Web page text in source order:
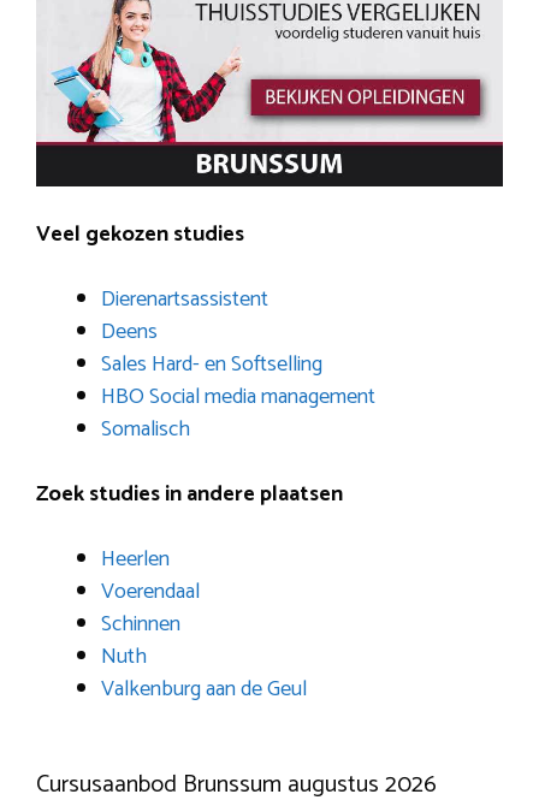
Veel gekozen studies
Dierenartsassistent
Deens
Sales Hard- en Softselling
HBO Social media management
Somalisch
Zoek studies in andere plaatsen
Heerlen
Voerendaal
Schinnen
Nuth
Valkenburg aan de Geul
Cursusaanbod Brunssum augustus 2026